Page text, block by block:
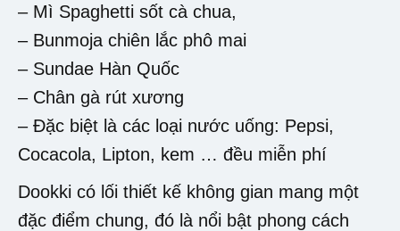
– Mì Spaghetti sốt cà chua,
– Bunmoja chiên lắc phô mai
– Sundae Hàn Quốc
– Chân gà rút xương
– Đặc biệt là các loại nước uống: Pepsi,
Cocacola, Lipton, kem … đều miễn phí
Dookki có lối thiết kế không gian mang một
đặc điểm chung, đó là nổi bật phong cách